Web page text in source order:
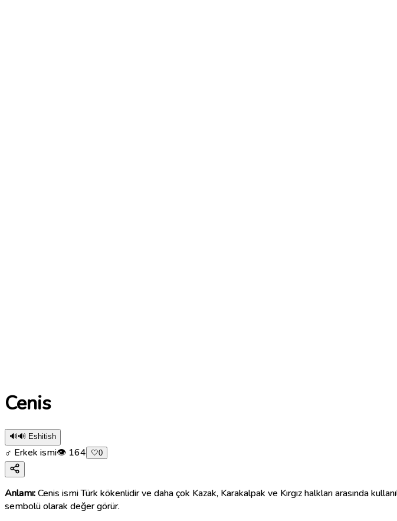
Cenis
🔊🔊 Eshitish
♂ Erkek ismi👁 164 🤍0
Anlamı:Cenis ismi Türk kökenlidir ve daha çok Kazak, Karakalpak ve Kırgız halkları arasında
sembolü olarak değer görür.